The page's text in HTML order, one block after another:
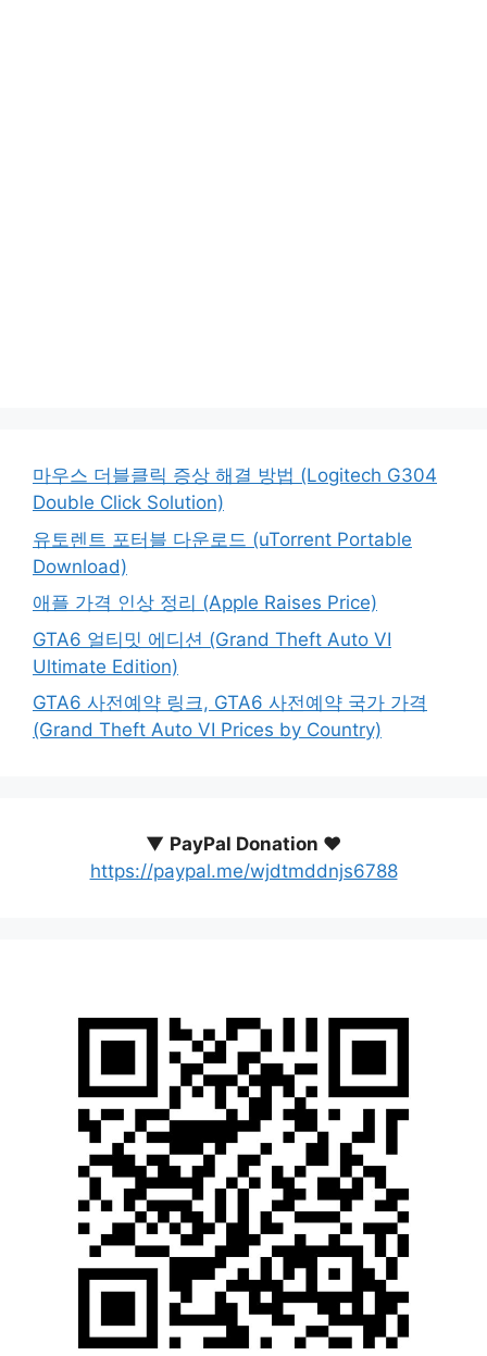
마우스 더블클릭 증상 해결 방법 (Logitech G304
Double Click Solution)
유토렌트 포터블 다운로드 (uTorrent Portable
Download)
애플 가격 인상 정리 (Apple Raises Price)
GTA6 얼티밋 에디션 (Grand Theft Auto VI
Ultimate Edition)
GTA6 사전예약 링크, GTA6 사전예약 국가 가격
(Grand Theft Auto VI Prices by Country)
▼ PayPal Donation ♥️
https://paypal.me/wjdtmddnjs6788